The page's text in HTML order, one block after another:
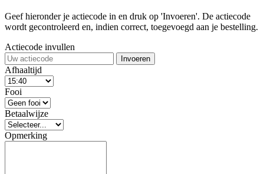
Geef hieronder je actiecode in en druk op 'Invoeren'. De actiecode
wordt gecontroleerd en, indien correct, toegevoegd aan je bestelling.
Actiecode invullen
Invoeren
Afhaaltijd
Fooi
Betaalwijze
Opmerking